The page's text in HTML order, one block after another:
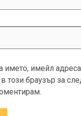
името, имейл
този браузър за